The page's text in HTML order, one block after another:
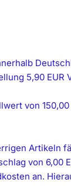
5,90 EUR
von
Artikeln
von 6,00
an.